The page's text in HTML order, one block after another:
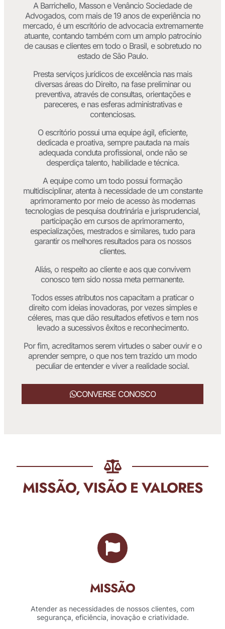
A Barrichello, Masson e Venâncio Sociedade de
Advogados, com mais de 19 anos de experiência no
mercado, é um escritório de advocacia extremamente
atuante, contando também com um amplo patrocínio
de causas e clientes em todo o Brasil, e sobretudo no
estado de São Paulo.
Presta serviços jurídicos de excelência nas mais
diversas áreas do Direito, na fase preliminar ou
preventiva, através de consultas, orientações e
pareceres, e nas esferas administrativas e
contenciosas.
O escritório possui uma equipe ágil, eficiente,
dedicada e proativa, sempre pautada na mais
adequada conduta profissional, onde não se
desperdiça talento, habilidade e técnica.
A equipe como um todo possui formação
multidisciplinar, atenta à necessidade de um constante
aprimoramento por meio de acesso às modernas
tecnologias de pesquisa doutrinária e jurisprudencial,
participação em cursos de aprimoramento,
especializações, mestrados e similares, tudo para
garantir os melhores resultados para os nossos
clientes.
Aliás, o respeito ao cliente e aos que convivem
conosco tem sido nossa meta permanente.
Todos esses atributos nos capacitam a praticar o
direito com ideias inovadoras, por vezes simples e
céleres, mas que dão resultados efetivos e tem nos
levado a sucessivos êxitos e reconhecimento.
Por fim, acreditamos serem virtudes o saber ouvir e o
aprender sempre, o que nos tem trazido um modo
peculiar de entender e viver a realidade social.
CONVERSE CONOSCO
MISSÃO, VISÃO E VALORES
MISSÃO
Atender as necessidades de nossos clientes, com
segurança, eficiência, inovação e criatividade.